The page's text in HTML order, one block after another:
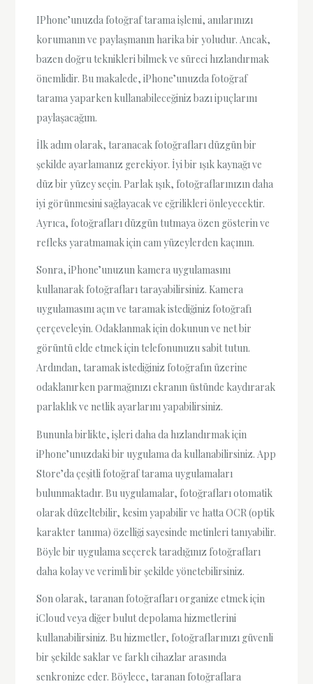
IPhone’unuzda fotoğraf tarama işlemi, anılarınızı
korumanın ve paylaşmanın harika bir yoludur. Ancak,
bazen doğru teknikleri bilmek ve süreci hızlandırmak
önemlidir. Bu makalede, iPhone’unuzda fotoğraf
tarama yaparken kullanabileceğiniz bazı ipuçlarını
paylaşacağım.
İlk adım olarak, taranacak fotoğrafları düzgün bir
şekilde ayarlamanız gerekiyor. İyi bir ışık kaynağı ve
düz bir yüzey seçin. Parlak ışık, fotoğraflarınızın daha
iyi görünmesini sağlayacak ve eğrilikleri önleyecektir.
Ayrıca, fotoğrafları düzgün tutmaya özen gösterin ve
refleks yaratmamak için cam yüzeylerden kaçının.
Sonra, iPhone’unuzun kamera uygulamasını
kullanarak fotoğrafları tarayabilirsiniz. Kamera
uygulamasını açın ve taramak istediğiniz fotoğrafı
çerçeveleyin. Odaklanmak için dokunun ve net bir
görüntü elde etmek için telefonunuzu sabit tutun.
Ardından, taramak istediğiniz fotoğrafın üzerine
odaklanırken parmağınızı ekranın üstünde kaydırarak
parlaklık ve netlik ayarlarını yapabilirsiniz.
Bununla birlikte, işleri daha da hızlandırmak için
iPhone’unuzdaki bir uygulama da kullanabilirsiniz. App
Store’da çeşitli fotoğraf tarama uygulamaları
bulunmaktadır. Bu uygulamalar, fotoğrafları otomatik
olarak düzeltebilir, kesim yapabilir ve hatta OCR (optik
karakter tanıma) özelliği sayesinde metinleri tanıyabilir.
Böyle bir uygulama seçerek taradığınız fotoğrafları
daha kolay ve verimli bir şekilde yönetebilirsiniz.
Son olarak, taranan fotoğrafları organize etmek için
iCloud veya diğer bulut depolama hizmetlerini
kullanabilirsiniz. Bu hizmetler, fotoğraflarınızı güvenli
bir şekilde saklar ve farklı cihazlar arasında
senkronize eder. Böylece, taranan fotoğraflara